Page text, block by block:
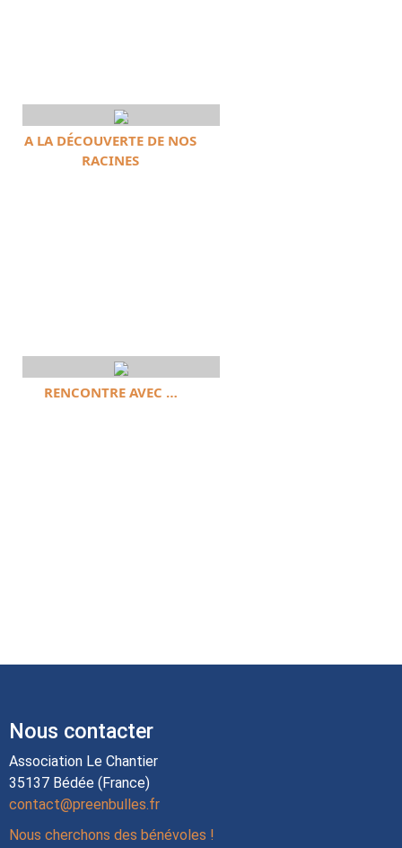
A LA DÉCOUVERTE DE NOS
RACINES
RENCONTRE AVEC …
Nous contacter
Association Le Chantier
35137 Bédée (France)
contact@preenbulles.fr
Nous cherchons des bénévoles !